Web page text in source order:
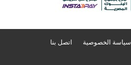
سياسة الخصوصية اتصل بنا